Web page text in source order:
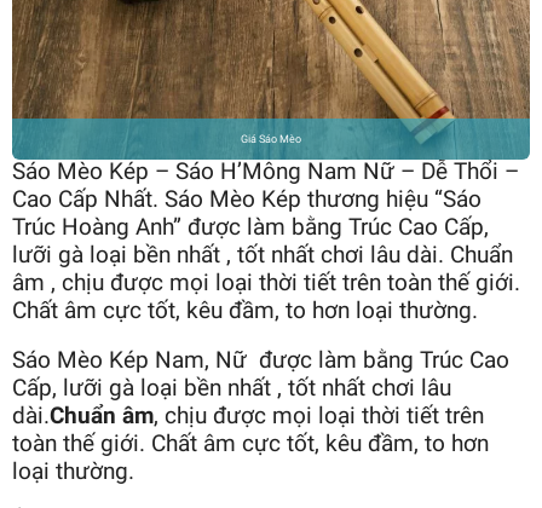
Giá Sáo Mèo
Sáo Mèo Kép – Sáo H’Mông Nam Nữ – Dễ Thổi –
Cao Cấp Nhất. Sáo Mèo Kép thương hiệu “Sáo
Trúc Hoàng Anh” được làm bằng Trúc Cao Cấp,
lưỡi gà loại bền nhất , tốt nhất chơi lâu dài. Chuẩn
âm , chịu được mọi loại thời tiết trên toàn thế giới.
Chất âm cực tốt, kêu đầm, to hơn loại thường.
Sáo Mèo Kép Nam, Nữ được làm bằng Trúc Cao
Cấp, lưỡi gà loại bền nhất , tốt nhất chơi lâu
dài.Chuẩn âm, chịu được mọi loại thời tiết trên
toàn thế giới. Chất âm cực tốt, kêu đầm, to hơn
loại thường.